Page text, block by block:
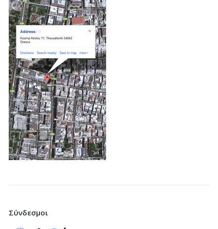
Σύνδεσμοι